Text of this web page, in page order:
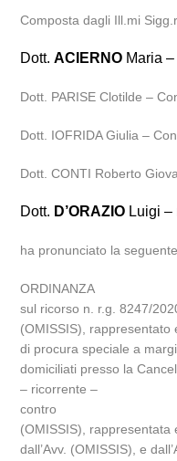
Composta dagli Ill.mi
Dott.ACIERNO Maria
Dott. PARISE Clotilde –
Dott. IOFRIDA Giulia –
Dott. CONTI Roberto
Dott. D’ORAZIO Luigi
ha pronunciato la
ORDINANZA
sul ricorso n. r.g. 8247/
(OMISSIS), rappresentato
di procura speciale a
domiciliati presso la
– ricorrente –
contro
(OMISSIS), rappresentata
dall’Avv. (OMISSIS), e